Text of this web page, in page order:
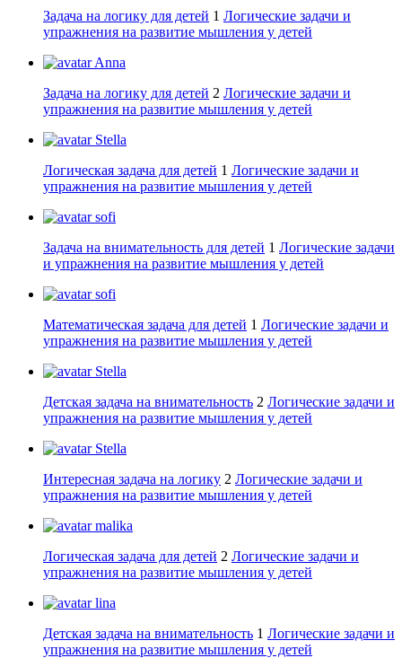
Задача на логику для детей 1 Логические задачи и
упражнения на развитие мышления у детей
Anna
Задача на логику для детей 2 Логические задачи и
упражнения на развитие мышления у детей
Stella
Логическая задача для детей 1 Логические задачи и
упражнения на развитие мышления у детей
sofi
Задача на внимательность для детей 1 Логические задачи
и упражнения на развитие мышления у детей
sofi
Математическая задача для детей 1 Логические задачи и
упражнения на развитие мышления у детей
Stella
Детская задача на внимательность 2 Логические задачи и
упражнения на развитие мышления у детей
Stella
Интересная задача на логику 2 Логические задачи и
упражнения на развитие мышления у детей
malika
Логическая задача для детей 2 Логические задачи и
упражнения на развитие мышления у детей
lina
Детская задача на внимательность 1 Логические задачи и
упражнения на развитие мышления у детей